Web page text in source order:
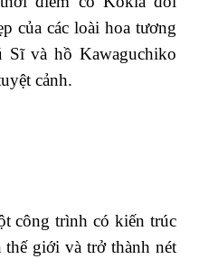
của các loài hoa tương
Sĩ và hồ Kawaguchiko
cảnh.
công trình có kiến trúc
thế giới và trở thành nét